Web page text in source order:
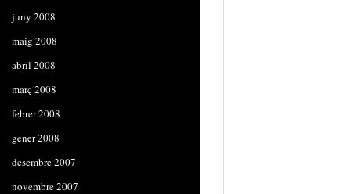
juny 2008
maig 2008
abril 2008
març 2008
febrer 2008
gener 2008
desembre 2007
novembre 2007